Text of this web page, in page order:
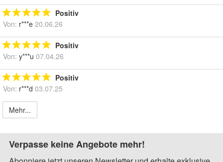
Positiv
Von: r***e 20.06.26
Positiv
Von: y***u 07.04.26
Positiv
Von: r***d 03.07.25
Mehr...
Verpasse keine Angebote mehr!